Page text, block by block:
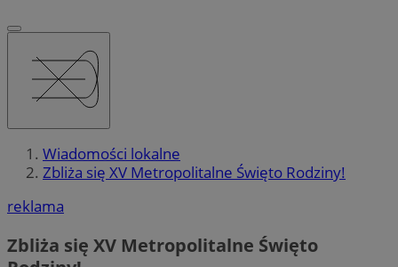
Wiadomości lokalne
Zbliża się XV Metropolitalne Święto Rodziny!
reklama
Zbliża się XV Metropolitalne Święto